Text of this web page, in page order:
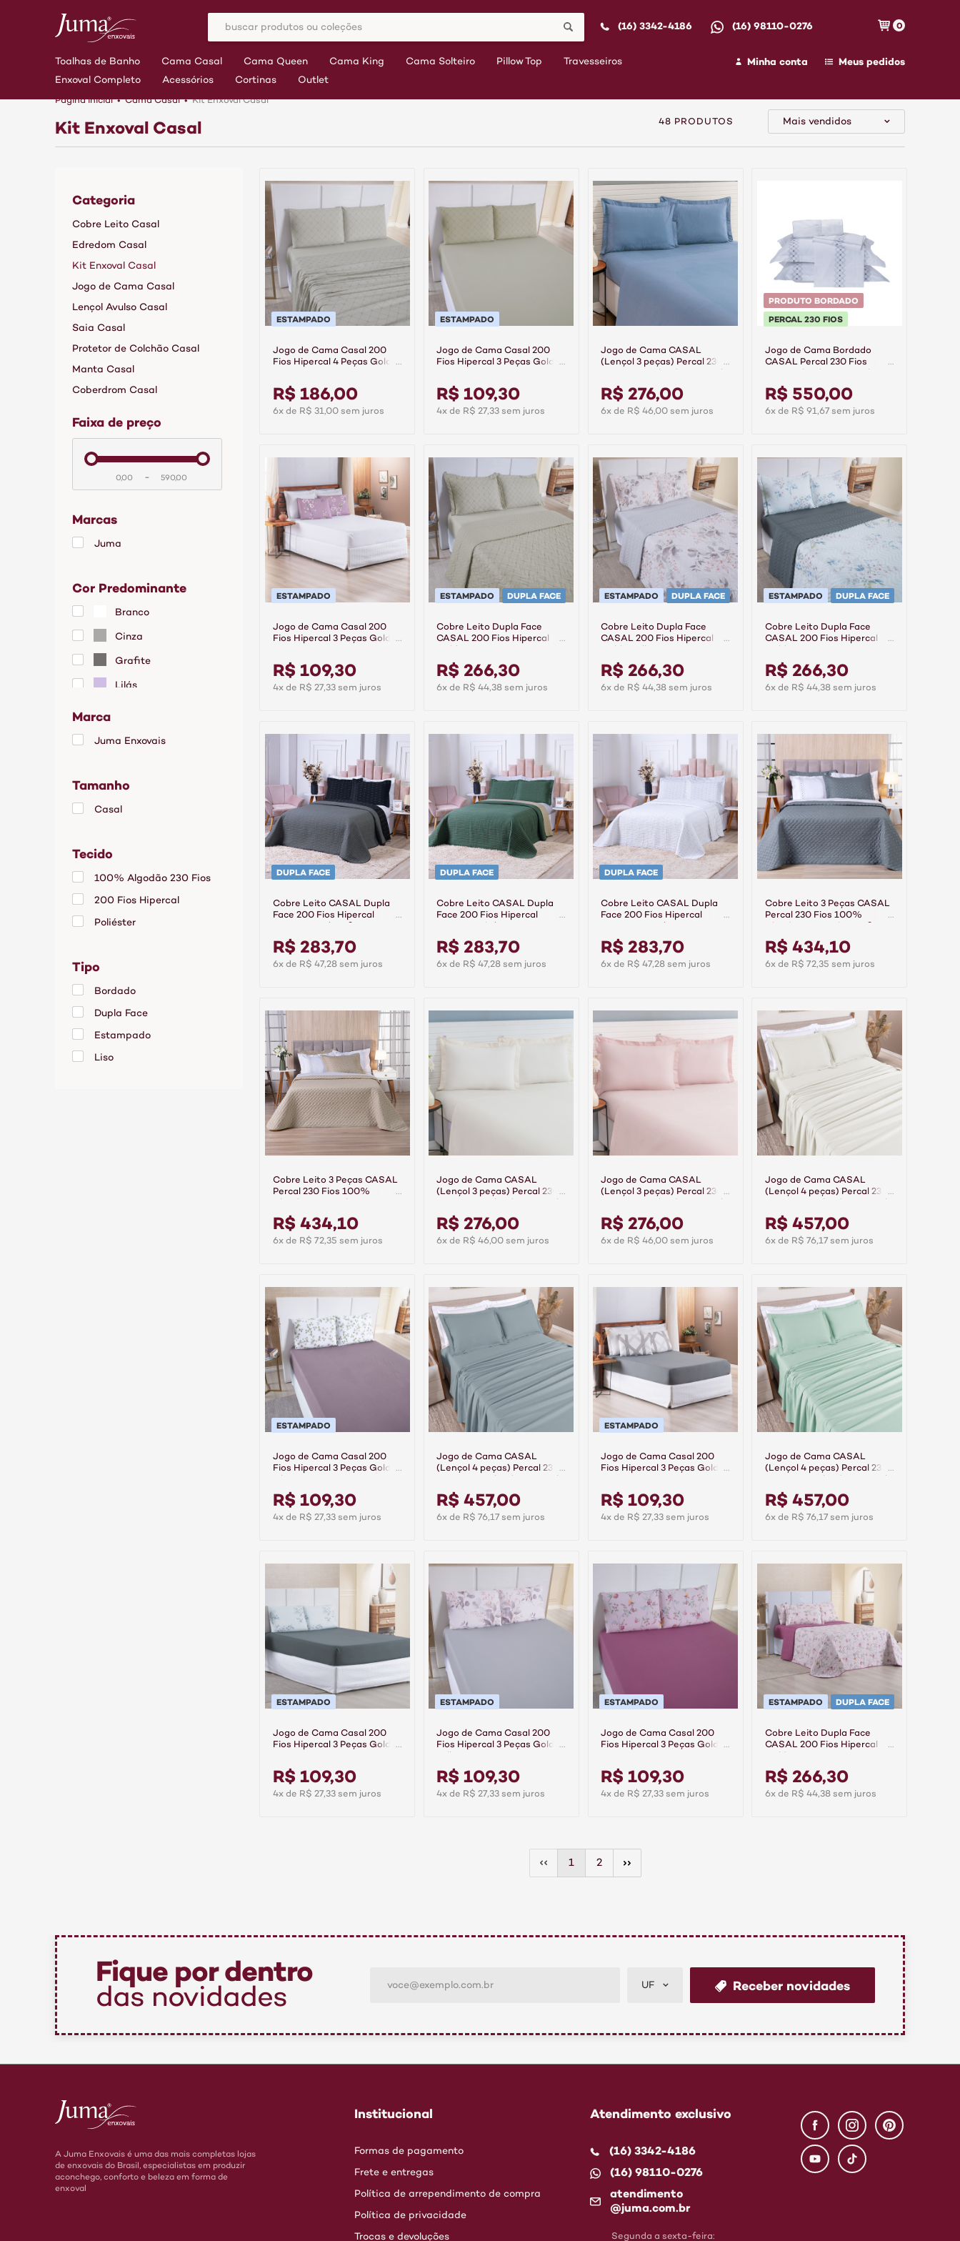
(16) 3342-4186 (16) 98110-0276 0
Toalhas de Banho Cama Casal Cama Queen Cama King Cama Solteiro Pillow Top
Travesseiros
Enxoval Completo
Acessórios Cortinas Outlet
Minha conta Meus pedidos
Página inicial Cama Casal Kit Enxoval Casal
Kit Enxoval Casal
Categoria
Cobre Leito Casal
Edredom Casal
Kit Enxoval Casal
Jogo de Cama Casal
Lençol Avulso Casal
Saia Casal
Protetor de Colchão Casal
Manta Casal
Coberdrom Casal
faixa de preço
Marcas
Juma
Cor Predominante
Branco
Cinza
Grafite
Lilás
Marca
Juma Enxovais
Tamanho
Casal
Tecido
100% Algodão 230 Fios
200 Fios Hipercal
Poliéster
Tipo
Bordado
Dupla Face
Estampado
Liso
Mais vendidos
48 PRODUTOS
ESTAMPADO
Jogo de Cama Casal 200
Fios Hipercal 4 Peças Gold -
R$ 186,00
6x de R$ 31,00 sem juros
ESTAMPADO
Jogo de Cama Casal 200
Fios Hipercal 3 Peças Gold -
R$ 109,30
4x de R$ 27,33 sem juros
Jogo de Cama CASAL
(Lençol 3 peças) Percal 230
Topázio
R$ 276,00
6x de R$ 46,00 sem juros
PRODUTO BORDADO
PERCAL 230 FIOS
Jogo de Cama Bordado
CASAL Percal 230 Fios
Branco/Grafite
R$ 550,00
6x de R$ 91,67 sem juros
ESTAMPADO
Jogo de Cama Casal 200
Fios Hipercal 3 Peças Gold -
R$ 109,30
4x de R$ 27,33 sem juros
ESTAMPADO DUPLA FACE
Cobre Leito Dupla Face
CASAL 200 Fios Hipercal
R$ 266,30
6x de R$ 44,38 sem juros
ESTAMPADO DUPLA FACE
Cobre Leito Dupla Face
CASAL 200 Fios Hipercal
R$ 266,30
6x de R$ 44,38 sem juros
ESTAMPADO DUPLA FACE
Cobre Leito Dupla Face
CASAL 200 Fios Hipercal
R$ 266,30
6x de R$ 44,38 sem juros
DUPLA FACE
Cobre Leito CASAL Dupla
Face 200 Fios Hipercal
R$ 283,70
6x de R$ 47,28 sem juros
DUPLA FACE
Cobre Leito CASAL Dupla
Face 200 Fios Hipercal
R$ 283,70
6x de R$ 47,28 sem juros
DUPLA FACE
Cobre Leito CASAL Dupla
Face 200 Fios Hipercal
R$ 283,70
6x de R$ 47,28 sem juros
Cobre Leito 3 Peças CASAL
Percal 230 Fios 100%
R$ 434,10
6x de R$ 72,35 sem juros
Cobre Leito 3 Peças CASAL
Percal 230 Fios 100%
R$ 434,10
6x de R$ 72,35 sem juros
Jogo de Cama CASAL
(Lençol 3 peças) Percal 230
Palha
R$ 276,00
6x de R$ 46,00 sem juros
Jogo de Cama CASAL
(Lençol 3 peças) Percal 230
Rosê
R$ 276,00
6x de R$ 46,00 sem juros
Jogo de Cama CASAL
(Lençol 4 peças) Percal 230
Palha
R$ 457,00
6x de R$ 76,17 sem juros
ESTAMPADO
Jogo de Cama Casal 200
Fios Hipercal 3 Peças Gold -
R$ 109,30
4x de R$ 27,33 sem juros
Jogo de Cama CASAL
(Lençol 4 peças) Percal 230
Grafite
R$ 457,00
6x de R$ 76,17 sem juros
ESTAMPADO
Jogo de Cama Casal 200
Fios Hipercal 3 Peças Gold -
R$ 109,30
4x de R$ 27,33 sem juros
Jogo de Cama CASAL
(Lençol 4 peças) Percal 230
Verde
R$ 457,00
6x de R$ 76,17 sem juros
ESTAMPADO
Jogo de Cama Casal 200
Fios Hipercal 3 Peças Gold -
R$ 109,30
4x de R$ 27,33 sem juros
ESTAMPADO
Jogo de Cama Casal 200
Fios Hipercal 3 Peças Gold -
R$ 109,30
4x de R$ 27,33 sem juros
ESTAMPADO
Jogo de Cama Casal 200
Fios Hipercal 3 Peças Gold -
R$ 109,30
4x de R$ 27,33 sem juros
ESTAMPADO DUPLA FACE
Cobre Leito Dupla Face
CASAL 200 Fios Hipercal
R$ 266,30
6x de R$ 44,38 sem juros
1 2
Fique por dentro
das novidades UF Receber novidades
A Juma Enxovais é uma das mais completas lojas
de enxovais do Brasil, especialistas em produzir
aconchego, conforto e beleza em forma de
enxoval
Institucional
Formas de pagamento
Frete e entregas
Política de arrependimento de compra
Política de privacidade
Trocas e devoluções
Atendimento exclusivo
(16) 3342-4186
(16) 98110-0276
atendimento
@juma.com.br
Segunda a sexta-feira: